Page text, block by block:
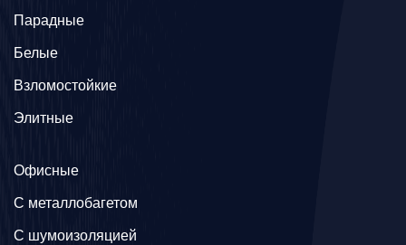
Парадные
Белые
Взломостойкие
Элитные
Офисные
C металлобагетом
С шумоизоляцией